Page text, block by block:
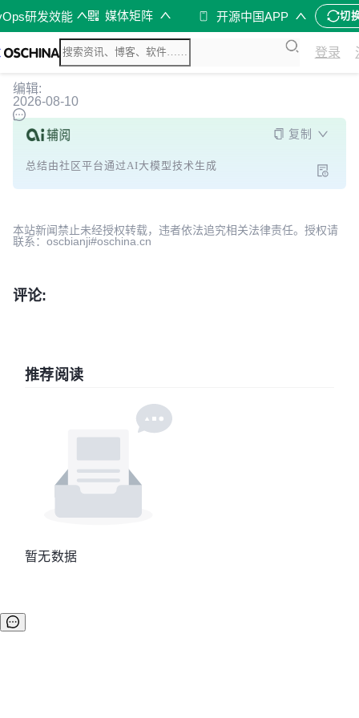
研发效能 媒体矩阵 开源中国APP 切
登录
编辑:
2026-08-10
复制
总结由社区平台通过AI大模型技术生成
本站新闻禁止未经授权转载，违者依法追究相关法律责任。授权请
联系：oscbianji#oschina.cn
评论:
推荐阅读
暂无数据